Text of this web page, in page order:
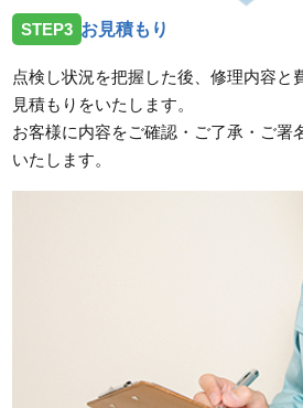
STEP3 お見積もり
点検し状況を把握した後、修理内容と
見積もりをいたします。
お客様に内容をご確認・ご了承・ご署
いたします。